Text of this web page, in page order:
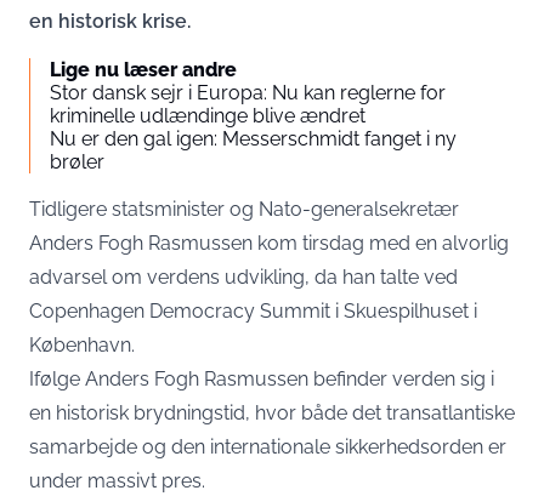
en historisk krise.
Lige nu læser andre
Stor dansk sejr i Europa: Nu kan reglerne for
kriminelle udlændinge blive ændret
Nu er den gal igen: Messerschmidt fanget i ny
brøler
Tidligere statsminister og Nato-generalsekretær
Anders Fogh Rasmussen kom tirsdag med en alvorlig
advarsel om verdens udvikling, da han talte ved
Copenhagen Democracy Summit i Skuespilhuset i
København.
Ifølge Anders Fogh Rasmussen befinder verden sig i
en historisk brydningstid, hvor både det transatlantiske
samarbejde og den internationale sikkerhedsorden er
under massivt pres.